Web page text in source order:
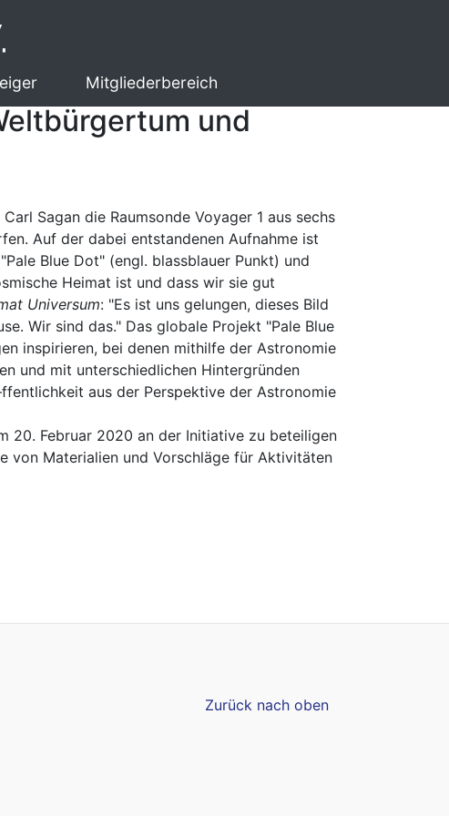
Mitgliederbereich
und
Sagan die Raumsonde Voyager 1 aus sechs
Auf der dabei entstandenen Aufnahme ist
Blue Dot" (engl. blassblauer Punkt) und
Heimat ist und dass wir sie gut
Universum: "Es ist uns gelungen, dieses Bild
Wir sind das." Das globale Projekt "Pale Blue
inspirieren, bei denen mithilfe der Astronomie
und mit unterschiedlichen Hintergründen
aus der Perspektive der Astronomie
20. Februar 2020 an der Initiative zu beteiligen
von Materialien und Vorschläge für Aktivitäten
Zurück nach oben